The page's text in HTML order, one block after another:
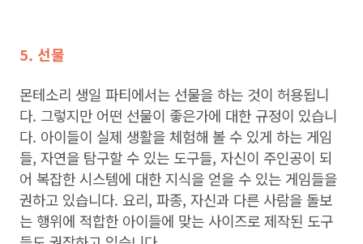
5. 선물
몬테소리 생일 파티에서는 선물을 하는 것이 허용됩니
다. 그렇지만 어떤 선물이 좋은가에 대한 규정이 있습니
다. 아이들이 실제 생활을 체험해 볼 수 있게 하는 게임
들, 자연을 탐구할 수 있는 도구들, 자신이 주인공이 되
어 복잡한 시스템에 대한 지식을 얻을 수 있는 게임들을
권하고 있습니다. 요리, 파종, 자신과 다른 사람을 돌보
는 행위에 적합한 아이들에 맞는 사이즈로 제작된 도구